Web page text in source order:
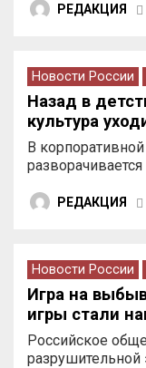
РЕДАКЦИЯ
Новости России
Назад в
культура
В
РЕДАКЦИЯ
Новости России
Игра на
игры стали
Российское